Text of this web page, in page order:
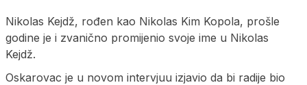
Nikolas Kejdž, rođen kao Nikolas Kim Kopola, prošle
godine je i zvanično promijenio svoje ime u Nikolas
Kejdž.
Oskarovac je u novom intervjuu izjavio da bi radije bio